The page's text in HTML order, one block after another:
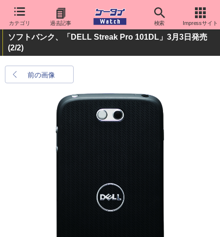
カテゴリ 過去記事 検索 Impressサイト
ソフトバンク、「DELL Streak Pro 101DL」3月3日発売
(2/2)
前の画像